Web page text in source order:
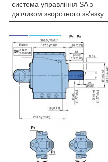
система управління SA з
датчиком зворотного зв'язку